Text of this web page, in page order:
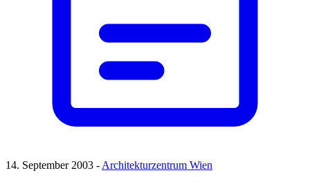
14. September 2003 -Architekturzentrum Wien